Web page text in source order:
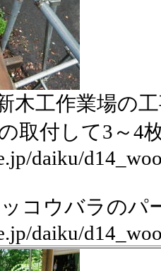
木工作業場の
取付して3～4
daiku/
コウバラのパ
daiku/